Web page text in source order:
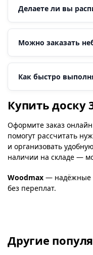
Делаете ли вы
Можно заказать
Как быстро
Купить доску
Оформите заказ
помогут рассчитать
и организовать
наличии на складе —
Woodmax — надёжные
без переплат.
Другие